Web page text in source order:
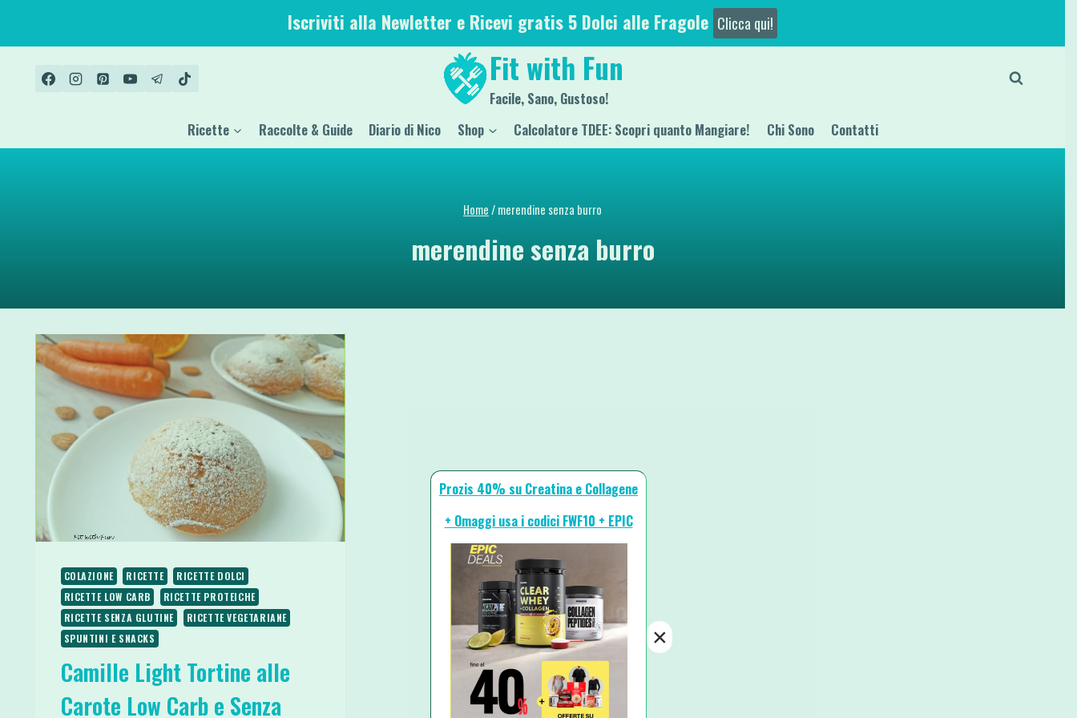
contenuto
Iscriviti alla Newletter e Ricevi gratis 5 Dolci alle Fragole Clicca qui!
Fit with Fun
Facile, Sano, Gustoso!
Ricette Raccolte & Guide Diario di Nico Shop Calcolatore TDEE: Scopri quanto Mangiare! Chi Sono Contatti
Home/merendine senza burro
merendine senza burro
COLAZIONE RICETTE
RICETTE DOLCI
RICETTE LOW CARB
RICETTE PROTEICHE
RICETTE SENZA GLUTINE
RICETTE VEGETARIANE
SPUNTINI E SNACKS
Camille Light Tortine alle
Carote Low Carb e Senza
Prozis 40% su Creatina e Collagene
+ Omaggi usa i codici FWF10 + EPIC
×